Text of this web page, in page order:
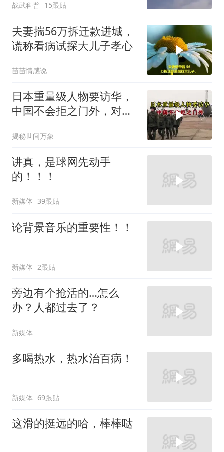
战武科普 15跟贴
夫妻揣56万拆迁款进城，
谎称看病试探大儿子孝心
苗苗情感说
日本重量级人物要访华，
中国不会拒之门外，对日
揭秘世间万象
讲真，是球网先动手
的！！！
新媒体 39跟贴
论背景音乐的重要性！！
新媒体 2跟贴
旁边有个抢活的…怎么
办？人都过去了？
新媒体
多喝热水，热水治百病！
新媒体 69跟贴
这滑的挺远的哈，棒棒哒